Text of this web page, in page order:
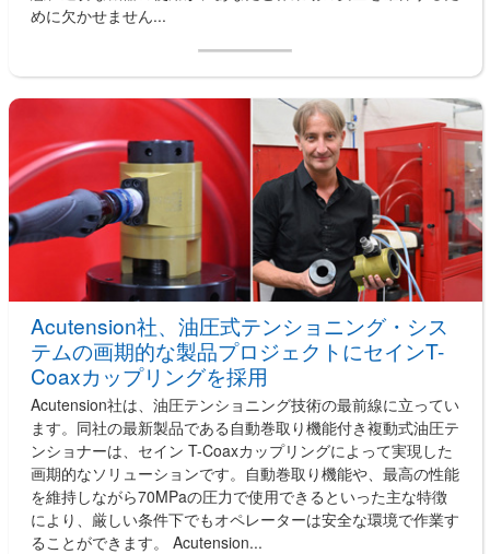
めに欠かせません...
Acutension社、油圧式テンショニング・シス
テムの画期的な製品プロジェクトにセインT-
Coaxカップリングを採用
Acutension社は、油圧テンショニング技術の最前線に立ってい
ます。同社の最新製品である自動巻取り機能付き複動式油圧テ
ンショナーは、セイン T-Coaxカップリングによって実現した
画期的なソリューションです。自動巻取り機能や、最高の性能
を維持しながら70MPaの圧力で使用できるといった主な特徴
により、厳しい条件下でもオペレーターは安全な環境で作業す
ることができます。 Acutension...